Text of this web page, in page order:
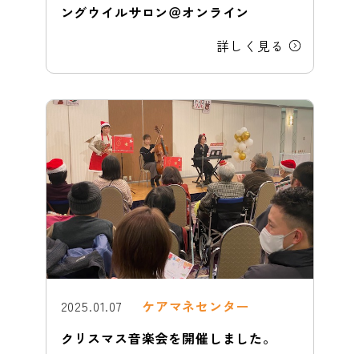
ングウイルサロン＠オンライン
詳しく見る
2025.01.07
ケアマネセンター
クリスマス音楽会を開催しました。